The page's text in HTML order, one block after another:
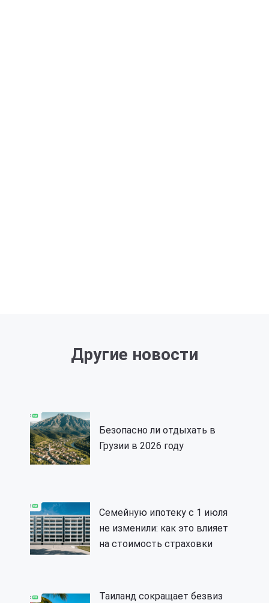
Другие новости
Безопасно ли отдыхать в
Грузии в 2026 году
Семейную ипотеку с 1 июля
не изменили: как это влияет
на стоимость страховки
Таиланд сокращает безвиз